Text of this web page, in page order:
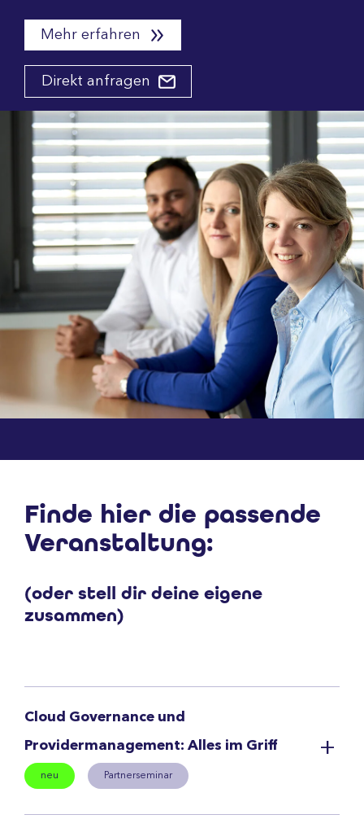
Mehr erfahren
Direkt anfragen
Finde hier die passende
Veranstaltung:
(oder stell dir deine eigene
zusammen)
Cloud Governance und
Providermanagement: Alles im Griff
neu Partnerseminar